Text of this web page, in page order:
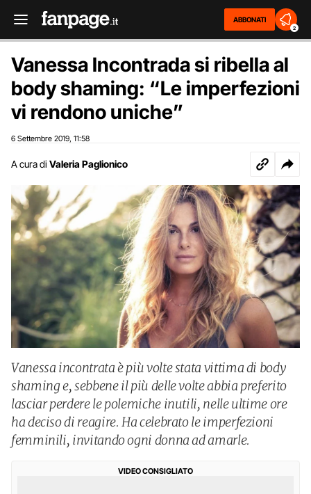
ABBONATI
2
Vanessa Incontrada si ribella al
body shaming: “Le imperfezioni
vi rendono uniche”
6 Settembre 2019 11:58
A cura di Valeria Paglionico
Vanessa incontrata è più volte stata vittima di body
shaming e, sebbene il più delle volte abbia preferito
lasciar perdere le polemiche inutili, nelle ultime ore
ha deciso di reagire. Ha celebrato le imperfezioni
femminili, invitando ogni donna ad amarle.
VIDEO CONSIGLIATO